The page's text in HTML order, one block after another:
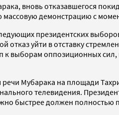
вновь отказавшегося
демонстрацию с
президентских
уйти в отставку
выборам оппозиционных сил,
Мубарака на площади
телевидения.
быстрее должен полностью